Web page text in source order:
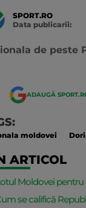
SPORT.RO
Data publicarii:
de peste
ADAUGĂ
moldovei
ARTICOL
Moldovei pentru
se califică